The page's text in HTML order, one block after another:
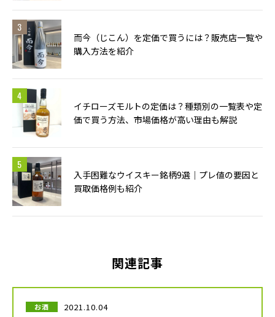
而今（じこん）を定価で買うには？販売店一覧や
購入方法を紹介
イチローズモルトの定価は？種類別の一覧表や定
価で買う方法、市場価格が高い理由も解説
入手困難なウイスキー銘柄9選｜プレ値の要因と
買取価格例も紹介
関連記事
お酒 2021.10.04